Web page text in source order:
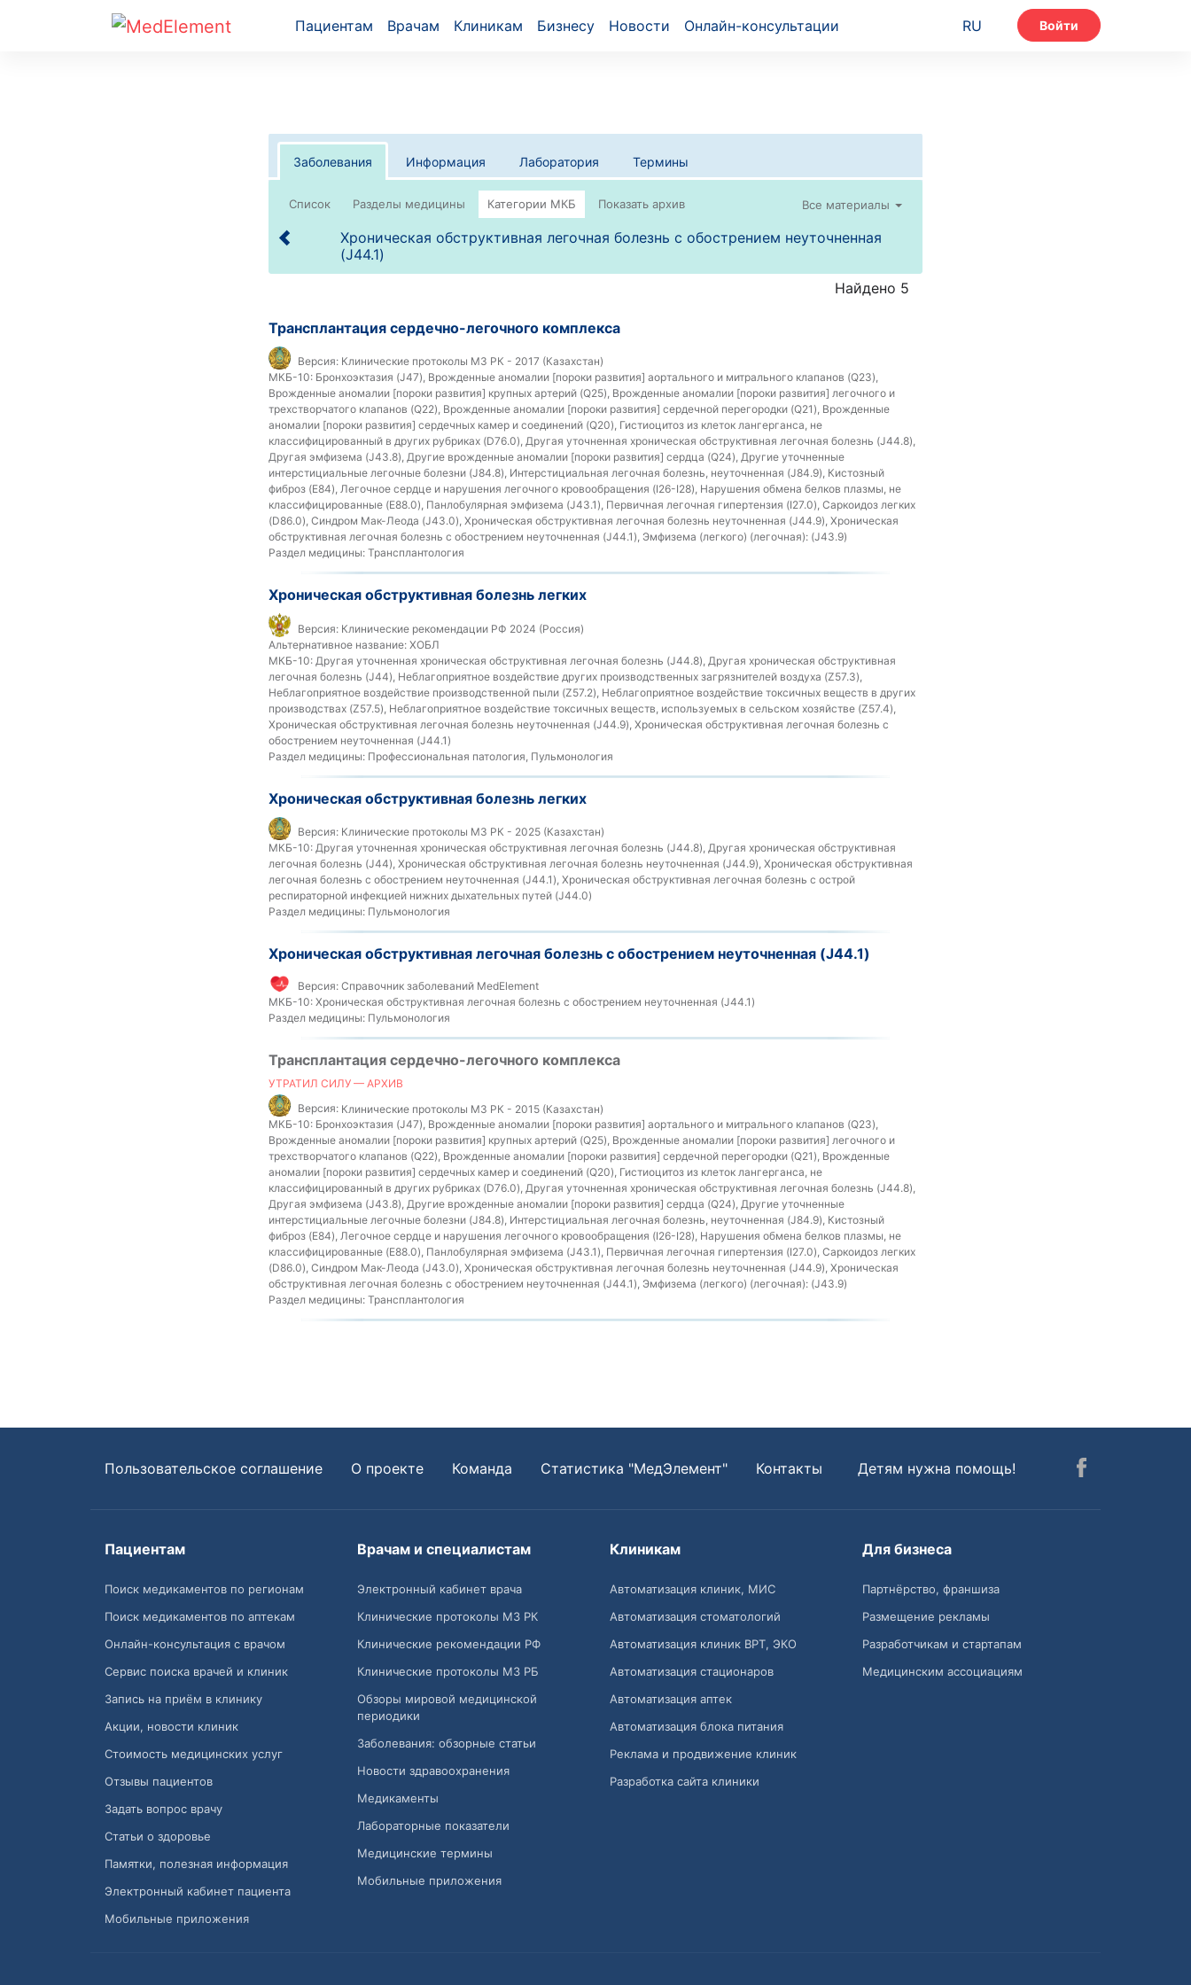
Пациентам Врачам Клиникам Бизнесу Новости Онлайн-консультации RU Войти
Заболевания Информация Лаборатория Термины
Список Все материалы
Хроническая обструктивная легочная болезнь с обострением неуточненная
(J44.1)
Найдено 5
Трансплантация сердечно-легочного комплекса
Версия: Клинические протоколы МЗ РК - 2017 (Казахстан)
МКБ-10: Бронхоэктазия (J47), Врожденные аномалии [пороки развития] аортального и митрального клапанов (Q23),
Врожденные аномалии [пороки развития] крупных артерий (Q25), Врожденные аномалии [пороки развития] легочного и
трехстворчатого клапанов (Q22), Врожденные аномалии [пороки развития] сердечной перегородки (Q21), Врожденные
аномалии [пороки развития] сердечных камер и соединений (Q20), Гистиоцитоз из клеток лангерганса, не
классифицированный в других рубриках (D76.0), Другая уточненная хроническая обструктивная легочная болезнь (J44.8),
Другая эмфизема (J43.8), Другие врожденные аномалии [пороки развития] сердца (Q24), Другие уточненные
интерстициальные легочные болезни (J84.8), Интерстициальная легочная болезнь, неуточненная (J84.9), Кистозный
фиброз (E84), Легочное сердце и нарушения легочного кровообращения (I26-I28), Нарушения обмена белков плазмы, не
классифицированные (E88.0), Панлобулярная эмфизема (J43.1), Первичная легочная гипертензия (I27.0), Саркоидоз легких
(D86.0), Синдром Мак-Леода (J43.0), Хроническая обструктивная легочная болезнь неуточненная (J44.9), Хроническая
обструктивная легочная болезнь с обострением неуточненная (J44.1), Эмфизема (легкого) (легочная): (J43.9)
Раздел медицины: Трансплантология
Хроническая обструктивная болезнь легких
Версия: Клинические рекомендации РФ 2024 (Россия)
Альтернативное название: ХОБЛ
МКБ-10: Другая уточненная хроническая обструктивная легочная болезнь (J44.8), Другая хроническая обструктивная
легочная болезнь (J44), Неблагоприятное воздействие других производственных загрязнителей воздуха (Z57.3),
Неблагоприятное воздействие производственной пыли (Z57.2), Неблагоприятное воздействие токсичных веществ в других
производствах (Z57.5), Неблагоприятное воздействие токсичных веществ, используемых в сельском хозяйстве (Z57.4),
Хроническая обструктивная легочная болезнь неуточненная (J44.9), Хроническая обструктивная легочная болезнь с
обострением неуточненная (J44.1)
Раздел медицины: Профессиональная патология, Пульмонология
Хроническая обструктивная болезнь легких
Версия: Клинические протоколы МЗ РК - 2025 (Казахстан)
МКБ-10: Другая уточненная хроническая обструктивная легочная болезнь (J44.8), Другая хроническая обструктивная
легочная болезнь (J44), Хроническая обструктивная легочная болезнь неуточненная (J44.9), Хроническая обструктивная
легочная болезнь с обострением неуточненная (J44.1), Хроническая обструктивная легочная болезнь с острой
респираторной инфекцией нижних дыхательных путей (J44.0)
Раздел медицины: Пульмонология
Хроническая обструктивная легочная болезнь с обострением неуточненная (J44.1)
Версия: Справочник заболеваний MedElement
МКБ-10: Хроническая обструктивная легочная болезнь с обострением неуточненная (J44.1)
Раздел медицины: Пульмонология
Трансплантация сердечно-легочного комплекса
УТРАТИЛ СИЛУ — АРХИВ
Версия: Клинические протоколы МЗ РК - 2015 (Казахстан)
МКБ-10: Бронхоэктазия (J47), Врожденные аномалии [пороки развития] аортального и митрального клапанов (Q23),
Врожденные аномалии [пороки развития] крупных артерий (Q25), Врожденные аномалии [пороки развития] легочного и
трехстворчатого клапанов (Q22), Врожденные аномалии [пороки развития] сердечной перегородки (Q21), Врожденные
аномалии [пороки развития] сердечных камер и соединений (Q20), Гистиоцитоз из клеток лангерганса, не
классифицированный в других рубриках (D76.0), Другая уточненная хроническая обструктивная легочная болезнь (J44.8),
Другая эмфизема (J43.8), Другие врожденные аномалии [пороки развития] сердца (Q24), Другие уточненные
интерстициальные легочные болезни (J84.8), Интерстициальная легочная болезнь, неуточненная (J84.9), Кистозный
фиброз (E84), Легочное сердце и нарушения легочного кровообращения (I26-I28), Нарушения обмена белков плазмы, не
классифицированные (E88.0), Панлобулярная эмфизема (J43.1), Первичная легочная гипертензия (I27.0), Саркоидоз легких
(D86.0), Синдром Мак-Леода (J43.0), Хроническая обструктивная легочная болезнь неуточненная (J44.9), Хроническая
обструктивная легочная болезнь с обострением неуточненная (J44.1), Эмфизема (легкого) (легочная): (J43.9)
Раздел медицины: Трансплантология
Пользовательское соглашение О проекте Команда Статистика "МедЭлемент" Контакты Детям нужна помощь!
Пациентам
Поиск медикаментов по регионам
Поиск медикаментов по аптекам
Онлайн-консультация с врачом
Сервис поиска врачей и клиник
Запись на приём в клинику
Акции, новости клиник
Стоимость медицинских услуг
Отзывы пациентов
Задать вопрос врачу
Статьи о здоровье
Памятки, полезная информация
Электронный кабинет пациента
Мобильные приложения
Врачам и специалистам
Электронный кабинет врача
Клинические протоколы МЗ РК
Клинические рекомендации РФ
Клинические протоколы МЗ РБ
Обзоры мировой медицинской
периодики
Заболевания: обзорные статьи
Новости здравоохранения
Медикаменты
Лабораторные показатели
Медицинские термины
Мобильные приложения
Клиникам
Автоматизация клиник, МИС
Автоматизация стоматологий
Автоматизация клиник ВРТ, ЭКО
Автоматизация стационаров
Автоматизация аптек
Автоматизация блока питания
Реклама и продвижение клиник
Разработка сайта клиники
Для бизнеса
Партнёрство, франшиза
Размещение рекламы
Разработчикам и стартапам
Медицинским ассоциациям